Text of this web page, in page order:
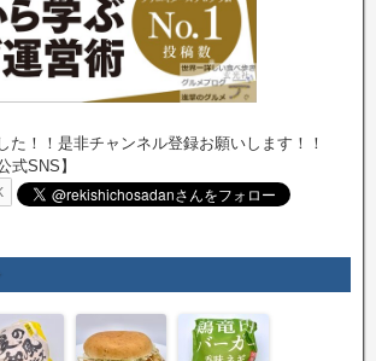
た！！是非チャンネル登録お願いします！！
式SNS】